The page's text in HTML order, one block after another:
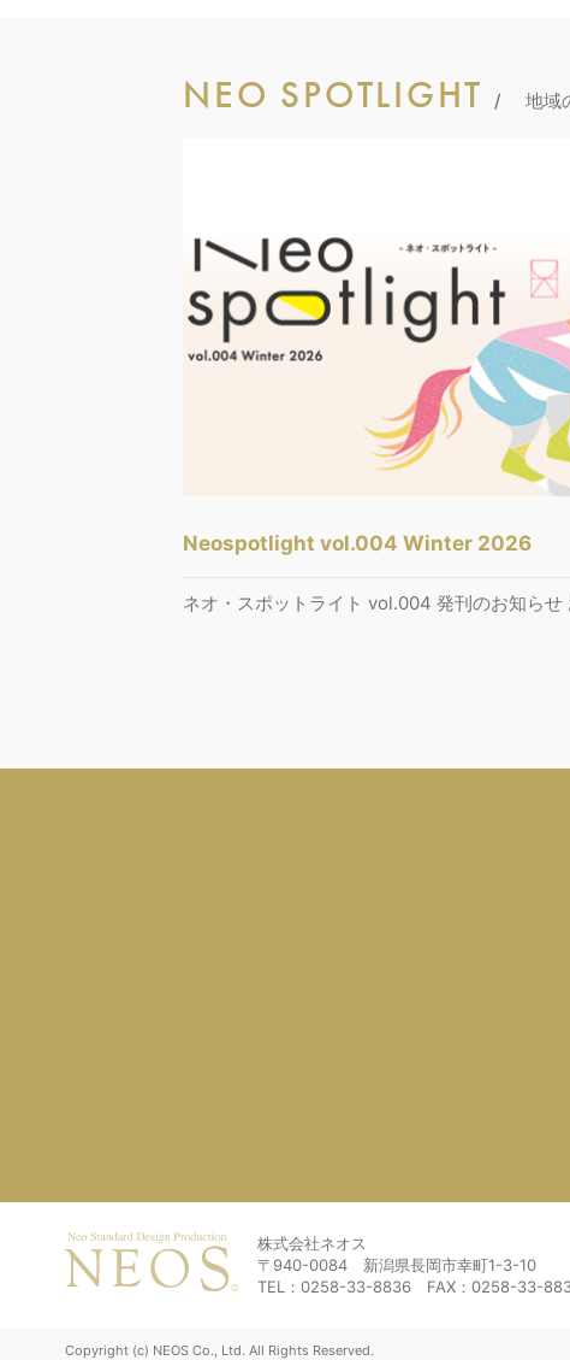
NEO SPOTLIGHT 地域
Neospotlight vol.004 Winter 2026
ネオ・スポットライト vol.004 発刊のお知ら
株式会社ネオス
〒940-0084 新潟県長岡市幸町1-3-10
TEL：0258-33-8836 FAX：0258-33-
Copyright (c) NEOS Co., Ltd. All Rights Reserved.